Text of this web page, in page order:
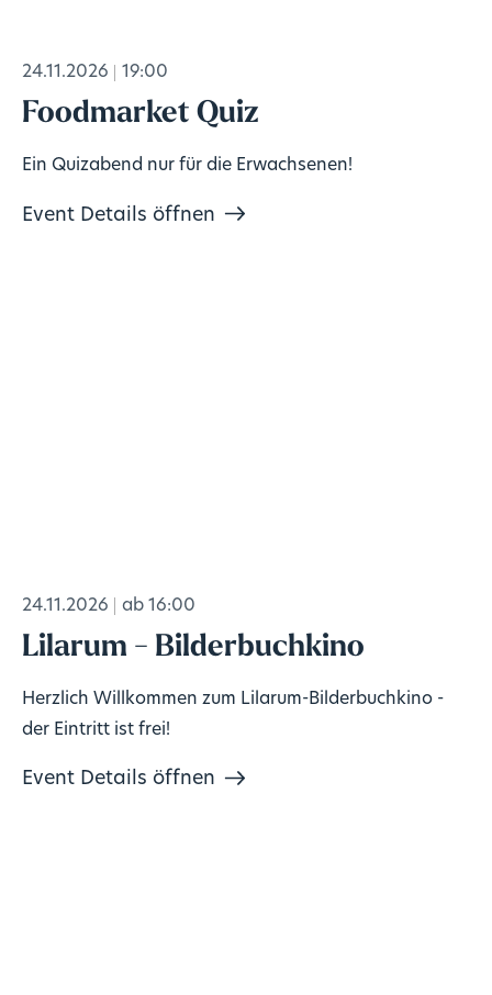
24.11.2026 19:00
Foodmarket Quiz
Ein Quizabend nur für die Erwachsenen!
Event Details öffnen
24.11.2026 ab 16:00
Lilarum - Bilderbuchkino
Herzlich Willkommen zum Lilarum-Bilderbuchkino -
der Eintritt ist frei!
Event Details öffnen